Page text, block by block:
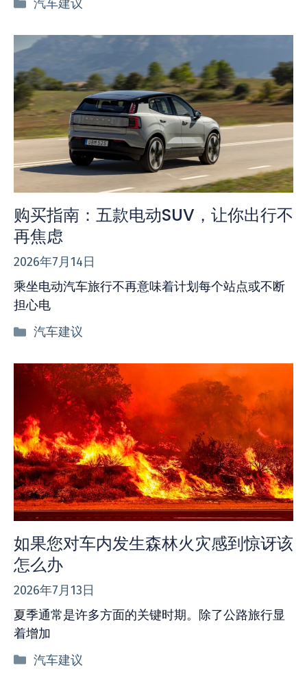
汽车建议
购买指南：五款电动SUV，让你出行不
再焦虑
2026年7月14日
乘坐电动汽车旅行不再意味着计划每个站点或不断
担心电
分
汽车建议
如果您对车内发生森林火灾感到惊讶该
怎么办
2026年7月13日
夏季通常是许多方面的关键时期。除了公路旅行显
着增加
分
汽车建议